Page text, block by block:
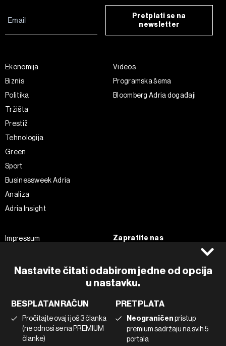
Nastavite čitati odabirom jedne od opcija
u nastavku.
BESPLATAN RAČUN
Pročitajte ovaj i još 3 članka
(ne odnosi se na PREMIUM
članke)
PRETPLATA
Neograničenpristup
premium sadržaju na svih 5
portala
Pretplati se na
newsletter
Ekonomija
Biznis
Politika
Tržišta
Prestiž
Tehnologija
Green
Sport
Businessweek Adria
Analiza
Adria Insight
Videos
Programska šema
Bloomberg Adria događaji
Impressum
Pravila privatnosti
Korištenje umjetne inteligencije
Zapratite nas
Instagram
Twitter
Tiktok